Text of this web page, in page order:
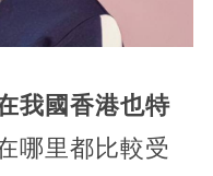
我國香港也特
哪里都比較受